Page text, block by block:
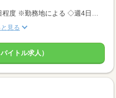
と見る
イトル求人）